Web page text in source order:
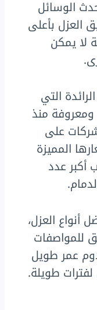
الوسائل
العزل بأعلى
لا يمكن
التي
منذ
على
المميزة
عدد
العزل،
للمواصفات
عمر طويل
طويلة.